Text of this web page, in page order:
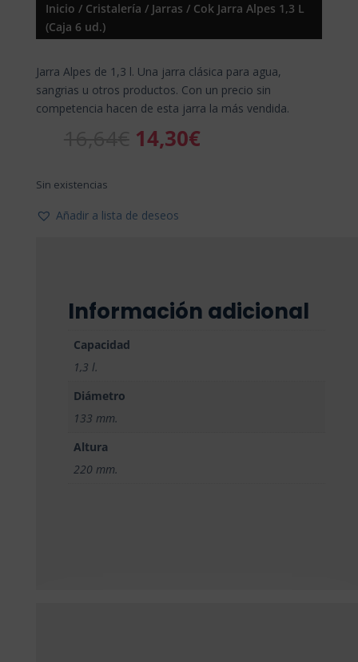
Inicio / Cristalería / Jarras / Cok Jarra Alpes 1,3 L
(Caja 6 ud.)
Jarra Alpes de 1,3 l. Una jarra clásica para agua,
sangrias u otros productos. Con un precio sin
competencia hacen de esta jarra la más vendida.
El
precio
16,64€.
14,30€El
Sin existencias
Añadir a lista de deseos
Información adicional
Capacidad
1,3 l.
Diámetro
133 mm.
Altura
220 mm.